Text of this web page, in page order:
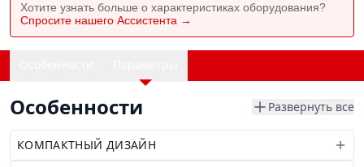
Хотите узнать больше о характеристиках оборудования?
Спросите нашего Ассистента →
Особенности Развернуть все
КОМПАКТНЫЙ ДИЗАЙН